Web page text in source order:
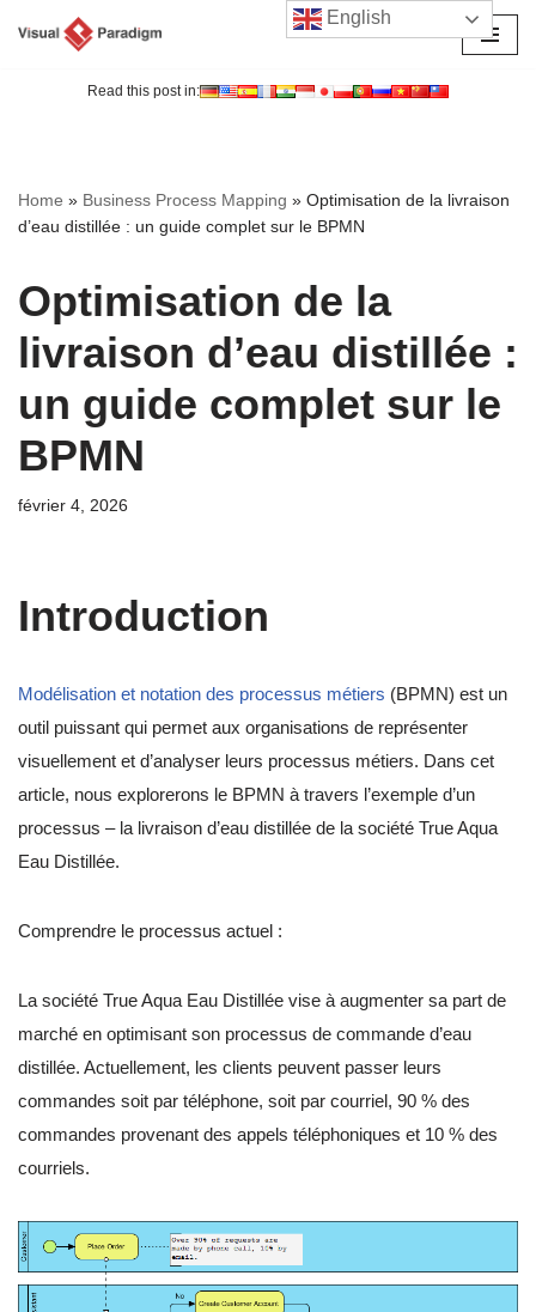
Read this post in:
Home » Business Process Mapping » Optimisation de la livraison
d’eau distillée : un guide complet sur le BPMN
Optimisation de la
livraison d’eau distillée :
un guide complet sur le
BPMN
février 4, 2026
Introduction
Modélisation et notation des processus métiers (BPMN) est un
outil puissant qui permet aux organisations de représenter
visuellement et d’analyser leurs processus métiers. Dans cet
article, nous explorerons le BPMN à travers l’exemple d’un
processus – la livraison d’eau distillée de la société True Aqua
Eau Distillée.
Comprendre le processus actuel :
La société True Aqua Eau Distillée vise à augmenter sa part de
marché en optimisant son processus de commande d’eau
distillée. Actuellement, les clients peuvent passer leurs
commandes soit par téléphone, soit par courriel, 90 % des
commandes provenant des appels téléphoniques et 10 % des
courriels.
English